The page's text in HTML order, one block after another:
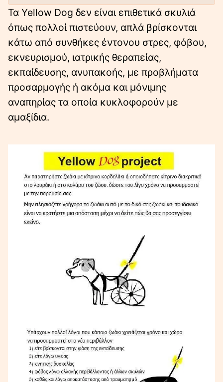
Τα Yellow Dog δεν είναι επιθετικά σκυλιά
όπως πολλοί πιστεύουν, απλά βρίσκονται
κάτω από συνθήκες έντονου στρες, φόβου,
εκνευρισμού, ιατρικής θεραπείας,
εκπαίδευσης, ανυπακοής, με προβλήματα
προσαρμογής ή ακόμα και μόνιμης
αναπηρίας τα οποία κυκλοφορούν με
αμαξίδια.